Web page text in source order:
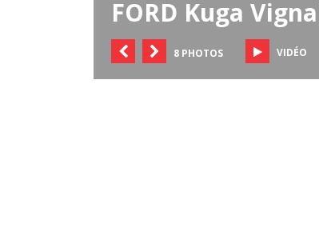
FORD Kuga
8 PHOTOS VIDÉO